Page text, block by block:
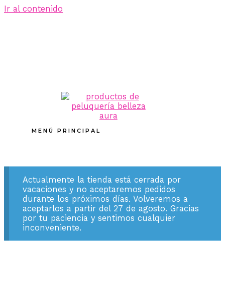
Ir al contenido
MENÚ PRINCIPAL
Actualmente la tienda está cerrada por
vacaciones y no aceptaremos pedidos
durante los próximos días. Volveremos a
aceptarlos a partir del 27 de agosto. Gracias
por tu paciencia y sentimos cualquier
inconveniente.